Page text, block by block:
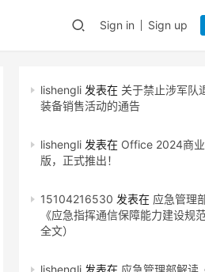
Sign in Sign up
lishengli 发表在 关于禁止涉军队
装备销售活动的通告
lishengli 发表在 Office 2024商
版，正式推出！
15104216530 发表在 应急管理
《应急指挥通信保障能力建设规
全文）
lishengli 发表在 应急管理部解读